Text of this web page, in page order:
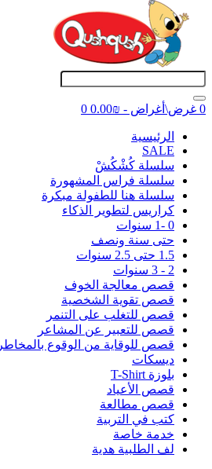
0 غرض\أغراض - ₪0.00 0
اﻟﺮﺋﻴﺴﻴﺔ
SALE
سلسلة كُشْكُشْ
سلسلة فراس المشهورة
سلسلة هنا للطفولة مبكرة
كراريس لتطوير الذكاء
0 -1 سنوات
حتى سنة ونصف
1.5 حتى 2.5 سنوات
2 - 3 سنوات
قصص معالجة الخوف
قصص تقوية الشخصية
قصص للتغلب على التنمر
قصص للتعبير عن المشاعر
قصص للوقاية من الوقوع بالمخاطر
ديسكات
بلوزة T-Shirt
قصص الأعياد
قصص مطالعة
كتب في التربية
خدمة خاصة
لف الطلبية هدية